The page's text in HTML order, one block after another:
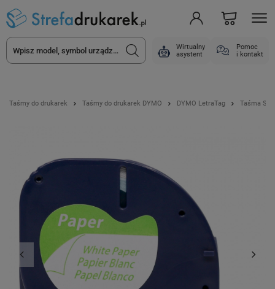
Wirtualny
asystent
Pomoc
i kontakt
Taśmy do drukarek Taśmy do drukarek DYMO DYMO LetraTag Taśma